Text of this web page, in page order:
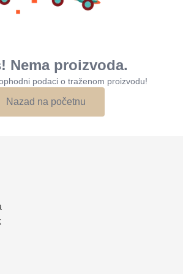
Nema proizvoda.
podaci o traženom proizvodu!
Nazad na početnu